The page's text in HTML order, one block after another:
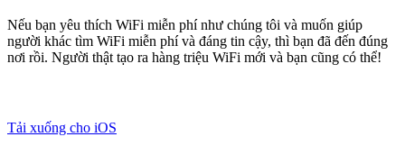
Nếu bạn yêu thích WiFi miễn phí như chúng tôi và muốn giúp
người khác tìm WiFi miễn phí và đáng tin cậy, thì bạn đã đến đúng
nơi rồi. Người thật tạo ra hàng triệu WiFi mới và bạn cũng có thể!
Tải xuống cho iOS